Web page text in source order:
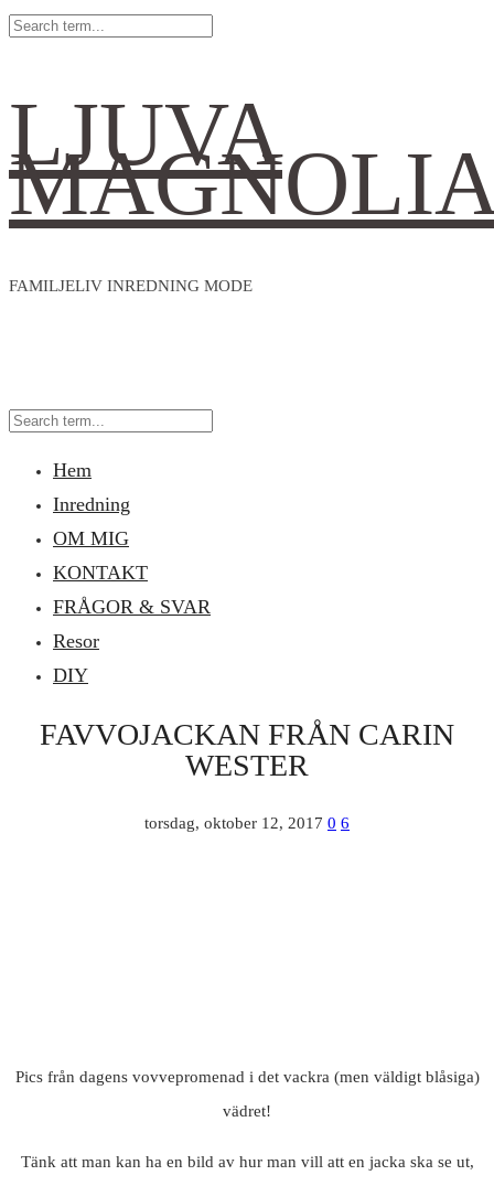
LJUVA
FAMILJELIV INREDNING MODE
Hem
Inredning
OM MIG
KONTAKT
FRÅGOR & SVAR
Resor
DIY
FAVVOJACKAN FRÅN CARIN
WESTER
torsdag, oktober 12, 2017 0 6
Pics från dagens vovvepromenad i det vackra (men väldigt blåsiga)
vädret!
Tänk att man kan ha en bild av hur man vill att en jacka ska se ut,